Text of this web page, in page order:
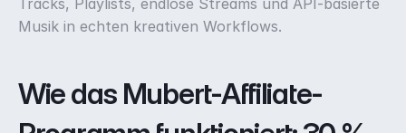
Tracks, Playlists, endlose Streams und API-basierte
Musik in echten kreativen Workflows.
Wie das Mubert-Affiliate-